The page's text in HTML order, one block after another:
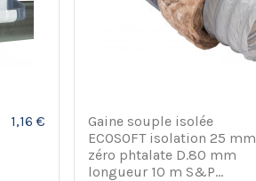
1,16 €
Gaine souple isolée
ECOSOFT isolation 25 mm
zéro phtalate D.80 mm
longueur 10 m S&P...